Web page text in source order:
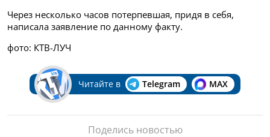
Через несколько часов потерпевшая, придя в себя,
написала заявление по данному факту.
фото: КТВ-ЛУЧ
Читайте в Telegram MAX
Поделись новостью